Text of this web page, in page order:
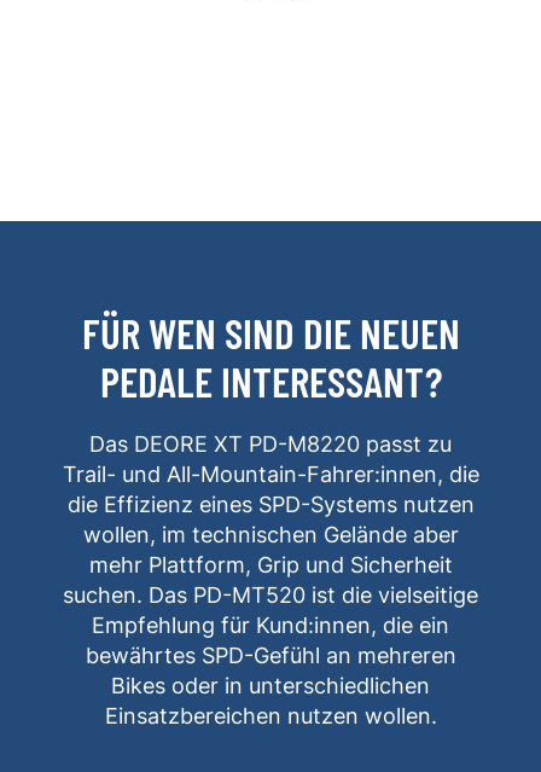
FÜR WEN SIND DIE NEUEN
PEDALE INTERESSANT?
Das DEORE XT PD-M8220 passt zu
Trail- und All-Mountain-Fahrer:innen, die
die Effizienz eines SPD-Systems nutzen
wollen, im technischen Gelände aber
mehr Plattform, Grip und Sicherheit
suchen. Das PD-MT520 ist die vielseitige
Empfehlung für Kund:innen, die ein
bewährtes SPD-Gefühl an mehreren
Bikes oder in unterschiedlichen
Einsatzbereichen nutzen wollen.